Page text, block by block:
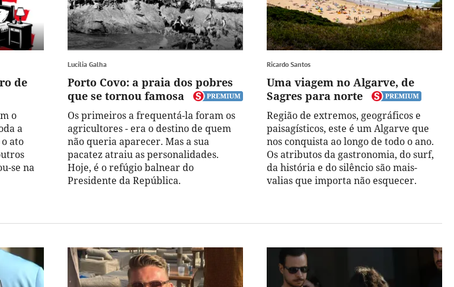
de
o
a
ato
se na
Lucília Galha
Porto Covo: a praia dos pobres
que se tornou famosa
Os primeiros a frequentá-la foram os
agricultores - era o destino de quem
não queria aparecer. Mas a sua
pacatez atraiu as personalidades.
Hoje, é o refúgio balnear do
Presidente da República.
Ricardo Santos
Uma viagem no Algarve, de
Sagres para norte
Região de extremos, geográficos e
paisagísticos, este é um Algarve que
nos conquista ao longo de todo o ano.
Os atributos da gastronomia, do surf,
da história e do silêncio são mais-
valias que importa não esquecer.